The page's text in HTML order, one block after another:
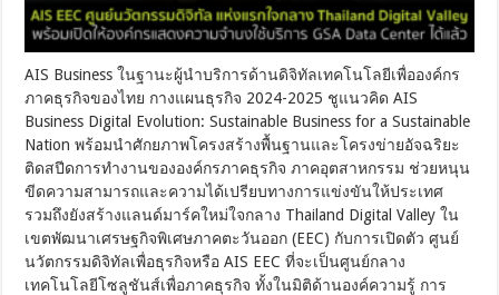
แรง
ส่ง
อุตสาหกรรม
ไทย
เติบโต
ยั่งยืน
ปัก
AIS
EEC
ศูนย์
นวัตกรรม
ดิจิทัล
แห่ง
AIS Business ในฐานะผู้นำบริการด้านดิจิทัลเทคโนโลยีเพื่อองค์กร
ภาคธุรกิจของไทย กางแผนธุรกิจ 2024-2025 ชูแนวคิด AIS
Business Digital Evolution: Sustainable Business for a Sustainable
Nation พร้อมนำศักยภาพโครงสร้างพื้นฐานและโครงข่ายอัจฉริยะ
ติดสปีดการทำงานขององค์กรภาคธุรกิจ ภาคอุตสาหกรรม ช่วยหนุน
ขีดความสามารถและความได้เปรียบทางการแข่งขันให้ประเทศ
รวมถึงยังสร้างแลนด์มาร์คใหม่ใจกลาง Thailand Digital Valley ใน
เขตพัฒนาเศรษฐกิจพิเศษภาคตะวันออก (EEC) กับการเปิดตัว ศูนย์
นวัตกรรมดิจิทัลเพื่อธุรกิจหรือ AIS EEC ที่จะเป็นศูนย์กลาง
เทคโนโลยีโซลูชันส์เพื่อภาคธุรกิจ ทั้งในมิติด้านองค์ความรู้ การ